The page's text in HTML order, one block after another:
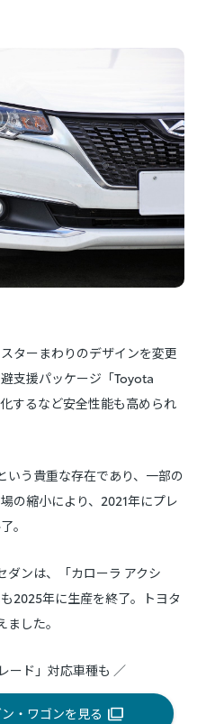
ターまわりのデザインを変更
支援パッケージ「Toyota
するなど安全性能も高められ
う貴重な存在であり、一部の
の縮小により、2021年にプレ
。
ダンは、「カローラ アクシ
2025年に生産を終了。トヨタ
した。
ード」対応車種も ／
・ワゴンを見る